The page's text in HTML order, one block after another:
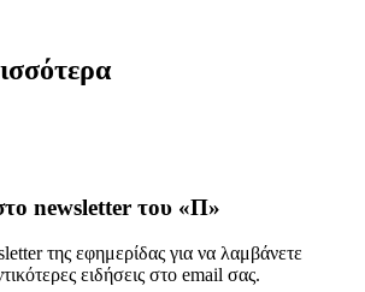
newsletter του «Π»
της εφημερίδας για να λαμβάνετε
ειδήσεις στο email σας.